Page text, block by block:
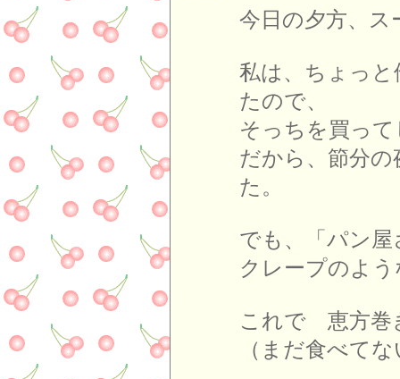
今日の夕方、
私は、ちょっ
たので、
そっちを買っ
だから、節分
た。
でも、「パン
クレープのよ
これで 恵方巻
（まだ食べて